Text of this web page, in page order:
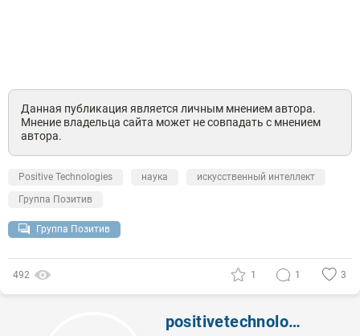
Данная публикация является личным мнением автора.
Мнение владельца сайта может не совпадать с мнением
автора.
Positive Technologies наука
искусственный интеллект
Группа Позитив
Группа Позитив
492 1 1 3
positivetechnologies